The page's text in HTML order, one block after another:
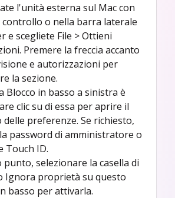
l'unità esterna sul Mac con
controllo o nella barra laterale
e scegliete File > Ottieni
Premere la freccia accanto
e autorizzazioni per
la sezione.
Blocco in basso a sinistra è
clic su di essa per aprire il
delle preferenze. Se richiesto,
password di amministratore o
Touch ID.
punto, selezionare la casella di
Ignora proprietà su questo
basso per attivarla.